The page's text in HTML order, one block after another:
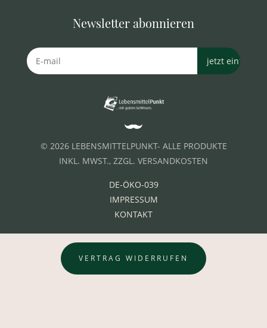
Newsletter abonnieren
© 2026 LEBENSMITTELPUNKT- ALLE PRODUKTE
INKL. MWST., ZZGL. VERSANDKOSTEN
DE-ÖKO-039
IMPRESSUM
KONTAKT
VERTRAG WIDERRUFEN